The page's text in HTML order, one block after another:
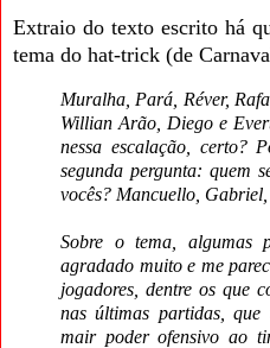
Extraio do texto escrito há
tema do hat-trick (de
Muralha, Pará, Réver,
Willian Arão, Diego e
nessa escalação, certo?
segunda pergunta: quem
vocês? Mancuello,
Sobre o tema, algumas
agradado muito e me
jogadores, dentre os que
nas últimas partidas, que
mair poder ofensivo ao